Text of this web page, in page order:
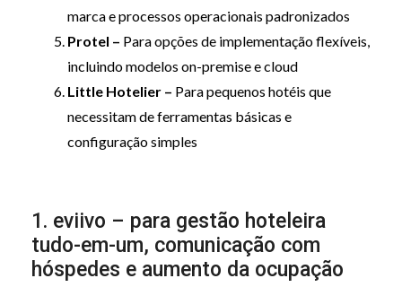
marca e processos operacionais padronizados
Protel – Para opções de implementação flexíveis,
incluindo modelos on-premise e cloud
Little Hotelier – Para pequenos hotéis que
necessitam de ferramentas básicas e
configuração simples
1. eviivo – para gestão hoteleira
tudo-em-um, comunicação com
hóspedes e aumento da ocupação